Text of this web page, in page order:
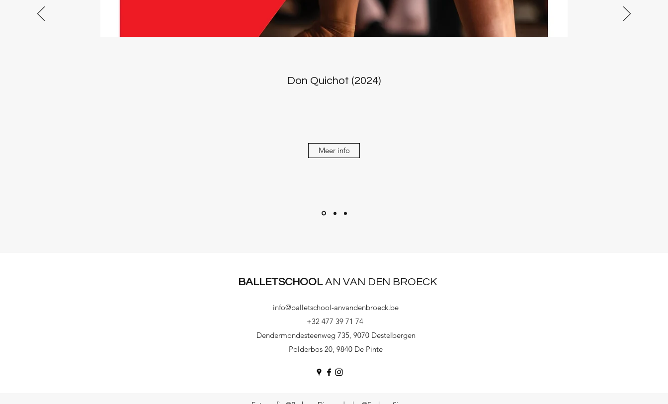
Don Quichot (2024)
Meer info
BALLETSCHOOLAN VAN DEN BROECK
info@balletschool-anvandenbroeck.be
+32 477 39 71 74
Dendermondesteenweg 735, 9070 Destelbergen
Polderbos 20, 9840 De Pinte